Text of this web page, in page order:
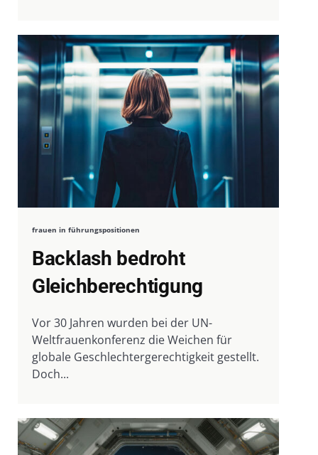
frauen in führungspositionen
Backlash bedroht
Gleichberechtigung
Vor 30 Jahren wurden bei der UN-
Weltfrauenkonferenz die Weichen für
globale Geschlechtergerechtigkeit gestellt.
Doch...